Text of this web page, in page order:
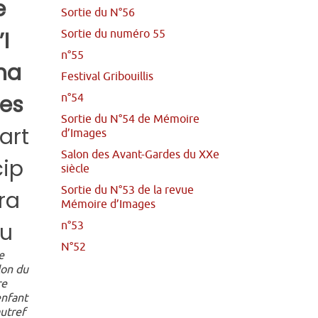
du
Sortie du N°56
Sortie du numéro 55
n°55
Festival Gribouillis
n°54
Sortie du N°54 de Mémoire
d’Images
Salon des Avant-Gardes du XXe
siècle
Sortie du N°53 de la revue
Mémoire d’Images
n°53
N°52